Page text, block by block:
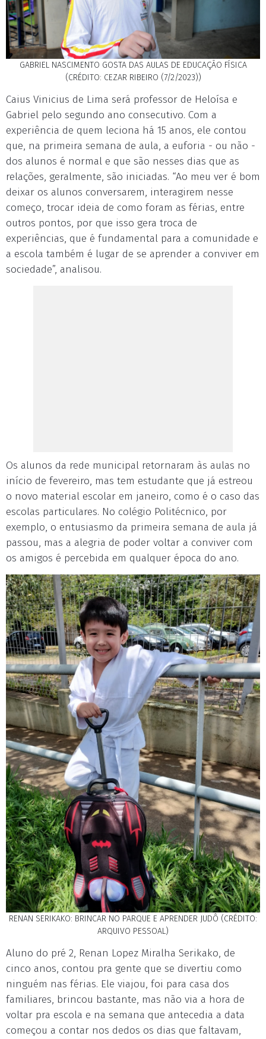
GABRIEL NASCIMENTO GOSTA DAS AULAS DE EDUCAÇÃO FÍSICA
(CRÉDITO: CEZAR RIBEIRO (7/2/2023))
Caius Vinicius de Lima será professor de Heloísa e
Gabriel pelo segundo ano consecutivo. Com a
experiência de quem leciona há 15 anos, ele contou
que, na primeira semana de aula, a euforia - ou não -
dos alunos é normal e que são nesses dias que as
relações, geralmente, são iniciadas. “Ao meu ver é bom
deixar os alunos conversarem, interagirem nesse
começo, trocar ideia de como foram as férias, entre
outros pontos, por que isso gera troca de
experiências, que é fundamental para a comunidade e
a escola também é lugar de se aprender a conviver em
sociedade”, analisou.
Os alunos da rede municipal retornaram às aulas no
início de fevereiro, mas tem estudante que já estreou
o novo material escolar em janeiro, como é o caso das
escolas particulares. No colégio Politécnico, por
exemplo, o entusiasmo da primeira semana de aula já
passou, mas a alegria de poder voltar a conviver com
os amigos é percebida em qualquer época do ano.
RENAN SERIKAKO: BRINCAR NO PARQUE E APRENDER JUDÔ (CRÉDITO:
ARQUIVO PESSOAL)
Aluno do pré 2, Renan Lopez Miralha Serikako, de
cinco anos, contou pra gente que se divertiu como
ninguém nas férias. Ele viajou, foi para casa dos
familiares, brincou bastante, mas não via a hora de
voltar pra escola e na semana que antecedia a data
começou a contar nos dedos os dias que faltavam,